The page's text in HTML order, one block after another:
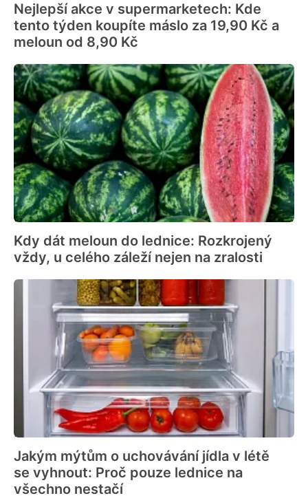
Nejlepší akce v supermarketech: Kde
tento týden koupíte máslo za 19,90 Kč a
meloun od 8,90 Kč
Kdy dát meloun do lednice: Rozkrojený
vždy, u celého záleží nejen na zralosti
Jakým mýtům o uchovávání jídla v létě
se vyhnout: Proč pouze lednice na
všechno nestačí